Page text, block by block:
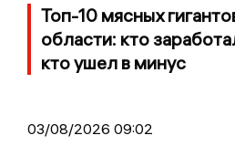
Топ-10 мясных
области: кто
кто ушел в минус
03/08/2026 09:02